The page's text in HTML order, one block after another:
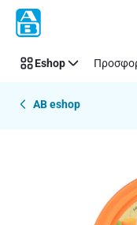
Παράλειψη
Eshop
AB eshop